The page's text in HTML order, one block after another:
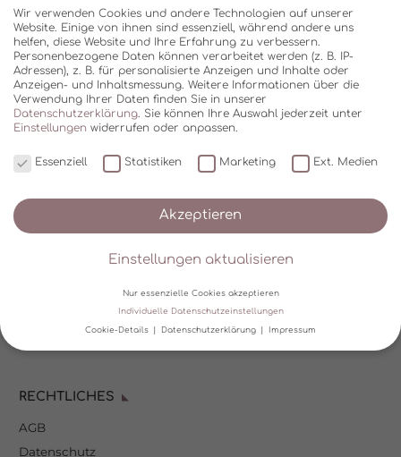
Zahlungsoptionen
Mein Kundenkonto
RECHTLICHES
AGB
Datenschutz
Wir verwenden Cookies und andere Technologien auf unserer
Website. Einige von ihnen sind essenziell, während andere uns
helfen, diese Website und Ihre Erfahrung zu verbessern.
Personenbezogene Daten können verarbeitet werden (z. B. IP-
Adressen), z. B. für personalisierte Anzeigen und Inhalte oder
Anzeigen- und Inhaltsmessung. Weitere Informationen über die
Verwendung Ihrer Daten finden Sie in unserer
Datenschutzerklärung Sie können Ihre Auswahl jederzeit unter
Einstellungen widerrufen oder anpassen.
Essenziell Statistiken Marketing Ext. Medien
Akzeptieren
Einstellungen aktualisieren
Nur essenzielle Cookies akzeptieren
Individuelle Datenschutzeinstellungen
Cookie-Details Datenschutzerklärung Impressum
Wir verwenden Cookies und andere Technologien auf unserer
helfen, diese Website und Ihre Erfahrung zu verbessern.